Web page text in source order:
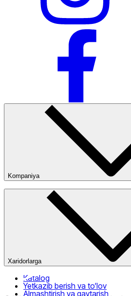
Kompaniya
Kompaniya haqida
Bizning do‘konlarimiz
Ommaviy oferta
Xaridorlarga
Katalog
Yetkazib berish va to‘lov
Almashtirish va qaytarish